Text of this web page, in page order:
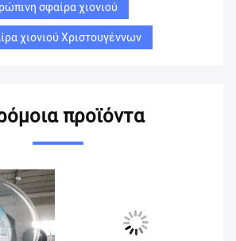
σφαίρα χιονιού
χιονιού Χριστουγέννων
προϊόντα